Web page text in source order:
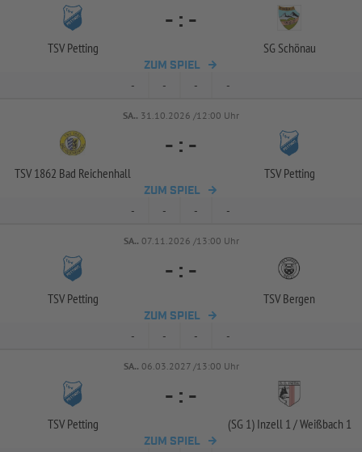
TSV Petting
- : -
SG Schönau
ZUM SPIEL
- - - -
SA.. 31.10.2026 /12:00 Uhr
TSV 1862 Bad Reichenhall
- : -
TSV Petting
ZUM SPIEL
- - - -
SA.. 07.11.2026 /13:00 Uhr
TSV Petting
- : -
TSV Bergen
ZUM SPIEL
- - - -
SA.. 06.03.2027 /13:00 Uhr
TSV Petting
- : -
(SG 1) Inzell 1 /Weißbach 1
ZUM SPIEL